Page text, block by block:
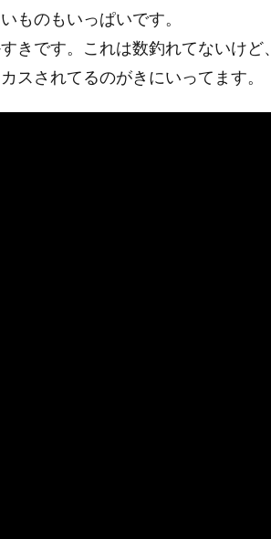
ものもいっぱいです。
きです。これは数釣れてないけど
スされてるのがきにいってます。